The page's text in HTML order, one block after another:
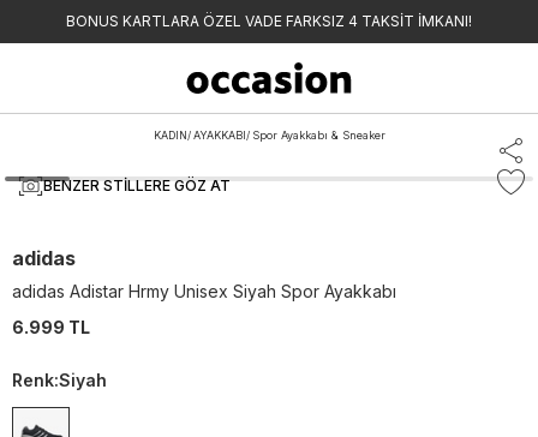
BONUS KARTLARA ÖZEL VADE FARKSIZ 4 TAKSİT İMKANI!
KADIN/ AYAKKABI/ Spor Ayakkabı & Sneaker
BENZER STILLERE GÖZ AT
adidas
adidas Adistar Hrmy Unisex Siyah Spor Ayakkabı
6.999 TL
Renk:Siyah